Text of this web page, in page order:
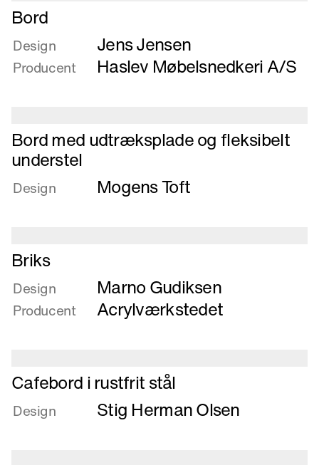
Læs
mere
om
Bord
Bord
Design Jens Jensen
Producent Haslev Møbelsnedkeri A/S
Læs
mere
om
Bord
fleksibelt
understel
Bord med udtræksplade og fleksibelt
understel
Design Mogens Toft
Læs
mere
om
Briks
Briks
Design Marno Gudiksen
Producent Acrylværkstedet
Læs
mere
om
Cafebord i rustfrit stål
Design Stig Herman Olsen